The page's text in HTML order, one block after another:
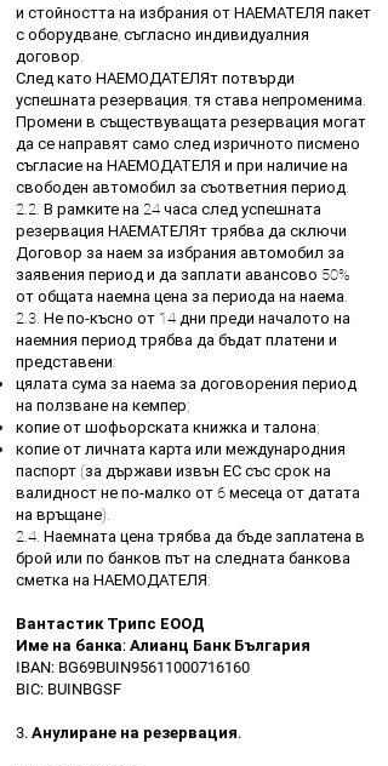
и стойността на избрания от НАЕМАТЕЛЯ пакет
с оборудване, съгласно индивидуалния
договор.
След като НАЕМОДАТЕЛЯт потвърди
успешната резервация, тя става непроменима.
Промени в съществуващата резервация могат
да се направят само след изричното писмено
съгласие на НАЕМОДАТЕЛЯ и при наличие на
свободен автомобил за съответния период.
2.2. В рамките на 24 часа след успешната
резервация НАЕМАТЕЛЯт трябва да сключи
Договор за наем за избрания автомобил за
заявения период и да заплати авансово 50%
от общата наемна цена за периода на наема.
2.3. Не по-късно от 14 дни преди началото на
наемния период трябва да бъдат платени и
представени:
цялата сума за наема за договорения период
на ползване на кемпер;
копие от шофьорската книжка и талона;
копие от личната карта или международния
паспорт (за държави извън ЕС със срок на
валидност не по-малко от 6 месеца от датата
на връщане).
2.4. Наемната цена трябва да бъде заплатена в
брой или по банков път на следната банкова
сметка на НАЕМОДАТЕЛЯ:
Вантастик Трипс ЕООД
Име на банка: Алианц Банк България
IBAN: BG69BUIN95611000716160
BIC: BUINBGSF
3. Анулиране на резервация.